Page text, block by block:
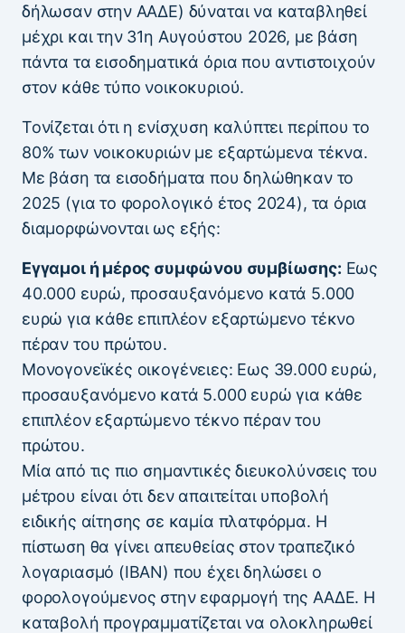
δήλωσαν στην ΑΑΔΕ) δύναται να καταβληθεί
μέχρι και την 31η Αυγούστου 2026, με βάση
πάντα τα εισοδηματικά όρια που αντιστοιχούν
στον κάθε τύπο νοικοκυριού.
Τονίζεται ότι η ενίσχυση καλύπτει περίπου το
80% των νοικοκυριών με εξαρτώμενα τέκνα.
Με βάση τα εισοδήματα που δηλώθηκαν το
2025 (για το φορολογικό έτος 2024), τα όρια
διαμορφώνονται ως εξής:
Εγγαμοι ή μέρος συμφώνου συμβίωσης: Εως
40.000 ευρώ, προσαυξανόμενο κατά 5.000
ευρώ για κάθε επιπλέον εξαρτώμενο τέκνο
πέραν του πρώτου.
Μονογονεϊκές οικογένειες: Εως 39.000 ευρώ,
προσαυξανόμενο κατά 5.000 ευρώ για κάθε
επιπλέον εξαρτώμενο τέκνο πέραν του
πρώτου.
Μία από τις πιο σημαντικές διευκολύνσεις του
μέτρου είναι ότι δεν απαιτείται υποβολή
ειδικής αίτησης σε καμία πλατφόρμα. Η
πίστωση θα γίνει απευθείας στον τραπεζικό
λογαριασμό (IBAN) που έχει δηλώσει ο
φορολογούμενος στην εφαρμογή της ΑΑΔΕ. Η
καταβολή προγραμματίζεται να ολοκληρωθεί